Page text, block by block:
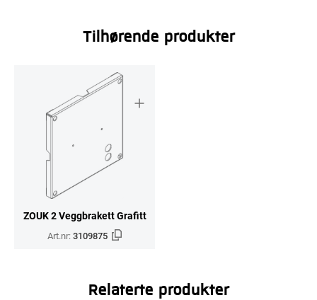
Tilhørende produkter
ZOUK 2 Veggbrakett Grafitt
Art.nr:3109875
Relaterte produkter